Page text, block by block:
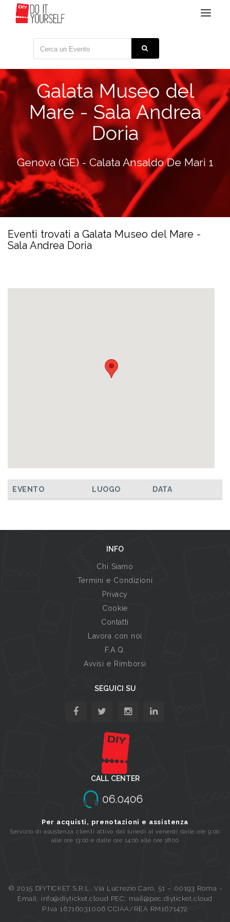
Toggle
Galata Museo del
Mare - Sala Andrea
Doria
Genova (GE) - Calata Ansaldo De Mari 1
Eventi trovati a Galata Museo del Mare -
Sala Andrea Doria
EVENTO LUOGO DATA
INFO
Chi Siamo
Termini e Condizioni
Privacy
Cookie
Contatti
Lavora con noi
F.A.Q.
Avvisi e Rimborsi
SEGUICI SU
CALL CENTER
Per acquisti, prenotazioni e assistenza
Servizio di assistenza clienti attivo dal lunedi al venerdi dalle ore 9:00
alle ore 13:00 e dalle ore 14:00 alle ore 18:00
© 2015 DIYTICKET S.R.L. Via Lucrezio Caro, 51 – 00193 Roma -
Email: info@diyticket.cloud PEC: mail@pec.diyticket.cloud
P.Iva 16716031006 CCIAA/REA RM1671472